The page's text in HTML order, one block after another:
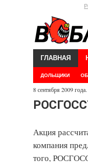
ГЛАВНАЯ
ДОЛЬЩИКИ
8 сентября 2009
Акция
компания
того,